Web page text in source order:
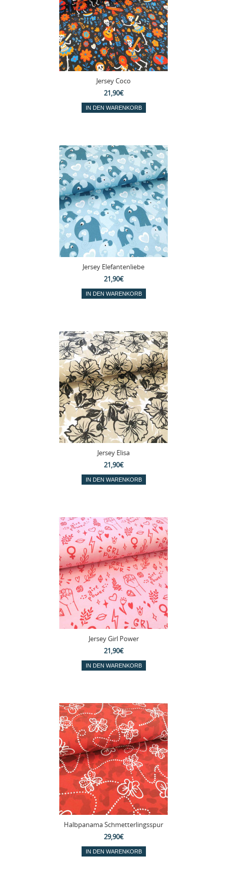
Jersey Coco
21,90€
Jersey Elefantenliebe
21,90€
Jersey Elisa
21,90€
Jersey Girl Power
21,90€
Halbpanama Schmetterlingsspur
29,90€